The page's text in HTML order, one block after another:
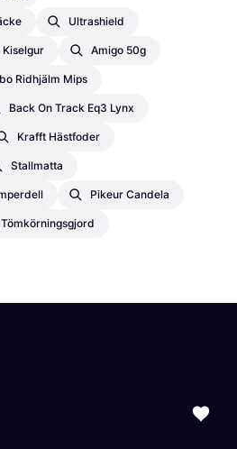
Ultrashield
Kiselgur Amigo 50g
Ridhjälm Mips
Back On Track Eq3 Lynx
Krafft Hästfoder
Stallmatta
Pikeur Candela
Tömkörningsgjord